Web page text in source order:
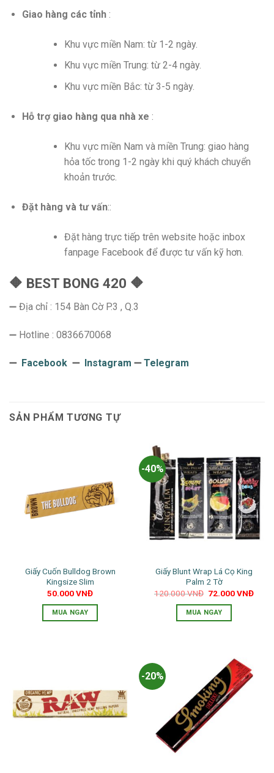
Giao hàng các tỉnh :
Khu vực miền Nam: từ 1-2 ngày.
Khu vực miền Trung: từ 2-4 ngày.
Khu vực miền Bắc: từ 3-5 ngày.
Hỗ trợ giao hàng qua nhà xe :
Khu vực miền Nam và miền Trung: giao hàng
hỏa tốc trong 1-2 ngày khi quý khách chuyển
khoản trước.
Đặt hàng và tư vấn::
Đặt hàng trực tiếp trên website hoặc inbox
fanpage Facebook để được tư vấn kỹ hơn.
🔶 BEST BONG 420 🔶
➖ Địa chỉ : 154 Bàn Cờ P.3 , Q.3
➖ Hotline : 0836670068
➖ Facebook ➖ Instagram ➖Telegram
SẢN PHẨM TƯƠNG TỰ
Giấy Cuốn Bulldog Brown
Kingsize Slim
50.000VNĐ
MUA NGAY
-40%
Giấy Blunt Wrap Lá Cọ King
Palm 2 Tờ
120.000VNĐ Giá
là:
120.000 VNĐ.
72.000VNĐGiá
MUA NGAY
nhiều
biến
thể.
Các
-20%